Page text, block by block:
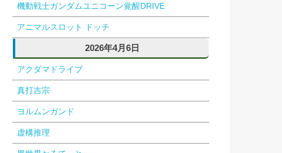
機動戦士ガンダムユニコーン覚醒DRIVE
アニマルスロット ドッチ
2026年4月6日
アクダマドライブ
真打吉宗
ヨルムンガンド
虚構推理